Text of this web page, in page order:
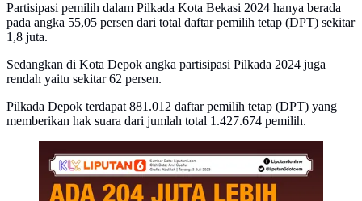
Partisipasi pemilih dalam Pilkada Kota Bekasi 2024 hanya berada
pada angka 55,05 persen dari total daftar pemilih tetap (DPT) sekitar
1,8 juta.
Sedangkan di Kota Depok angka partisipasi Pilkada 2024 juga
rendah yaitu sekitar 62 persen.
Pilkada Depok terdapat 881.012 daftar pemilih tetap (DPT) yang
memberikan hak suara dari jumlah total 1.427.674 pemilih.
Infografis Ada 204 Juta Lebih DPT di Pemilu 2024.
(Liputan6.com/Abdillah)